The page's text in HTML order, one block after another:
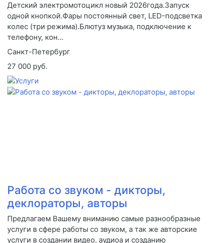
Детский электромотоцикл новый 2026года.Запуск
одной кнопкой.Фары постоянный свет, LED-подсветка
колес (три режима).Блютуз музыка, подключение к
телефону, кон...
Санкт-Петербург
27 000 руб.
Работа со звуком - дикторы,
деклораторы, авторы
Предлагаем Вашему вниманию самые разнообразные
услуги в сфере работы со звуком, а так же авторские
услуги в создании видео, аудиоа и созданию